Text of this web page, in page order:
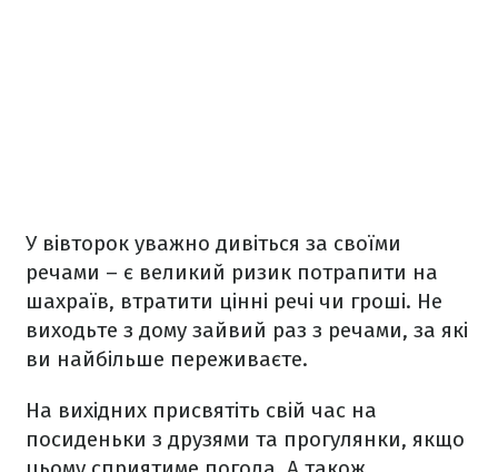
У вівторок уважно дивіться за своїми
речами – є великий ризик потрапити на
шахраїв, втратити цінні речі чи гроші. Не
виходьте з дому зайвий раз з речами, за які
ви найбільше переживаєте.
На вихідних присвятіть свій час на
посиденьки з друзями та прогулянки, якщо